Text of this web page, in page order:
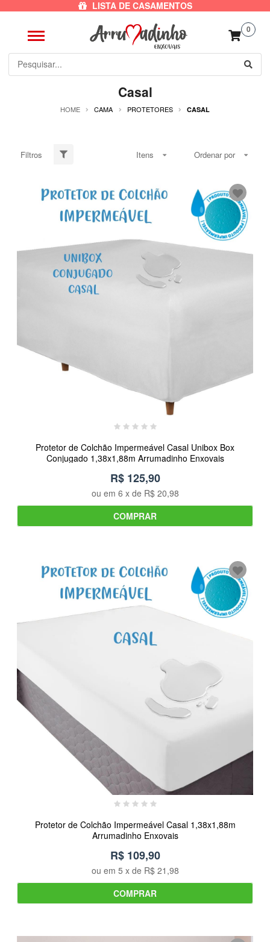
LISTA DE CASAMENTOS
0
Casal
HOME CAMA PROTETORES CASAL
Filtros Itens Ordenar por
Protetor de Colchão Impermeável Casal Unibox Box
Conjugado 1,38x1,88m Arrumadinho Enxovais
R$ 125,90
ou em 6 x de R$ 20,98
COMPRAR
Protetor de Colchão Impermeável Casal 1,38x1,88m
Arrumadinho Enxovais
R$ 109,90
ou em 5 x de R$ 21,98
COMPRAR